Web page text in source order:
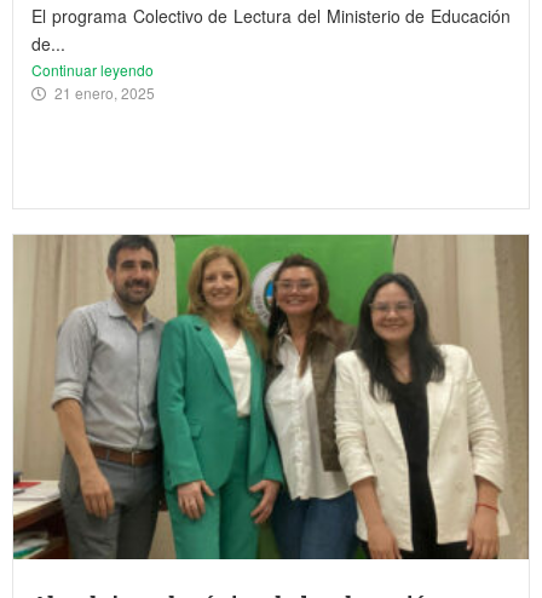
El programa Colectivo de Lectura del Ministerio de Educación
de...
Continuar leyendo
21 enero, 2025